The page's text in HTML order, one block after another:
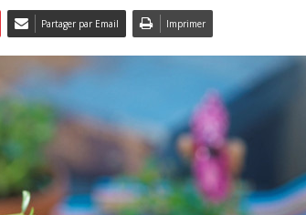
Partager par Email Imprimer